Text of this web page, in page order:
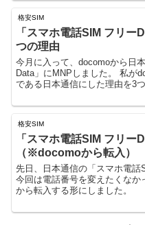
格安SIM
「スマホ電話SIM フリ
つの理由
今月に入って、docomoから日
Data」にMNPしました。 私が
である日本通信にした理由を3
格安SIM
「スマホ電話SIM フリー
（※docomoから転入）
先日、日本通信の「スマホ電話
今回は電話番号を変えたくな
から転入する形にしました。